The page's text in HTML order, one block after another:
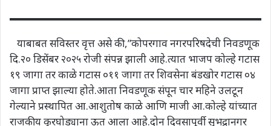
याबाबत सविस्तर वृत्त असे की,”कोपरगाव नगरपरिषदेची निवडणूक
दि.२० डिसेंबर २०२५ रोजी संपन्न झाली आहे.त्यात भाजप कोल्हे गटास
१९ जागा तर काळे गटास ०११ जागा तर शिवसेना बंडखोर गटास ०४
जागा प्राप्त झाल्या होते.आता निवडणूक संपून चार महिने उलटून
गेल्याने प्रस्थापित आ.आशुतोष काळे आणि माजी आ.कोल्हे यांच्यात
राजकीय कुरघोड्याना ऊत आला आहे.दोन दिवसापूर्वी सुभद्रानगर